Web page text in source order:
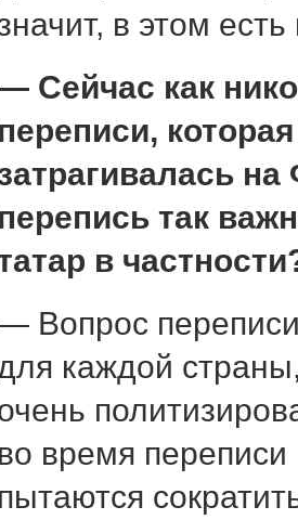
в этом
Сейчас как
переписи,
перепись так
в
Вопрос
каждой
во время переписи
пытаются